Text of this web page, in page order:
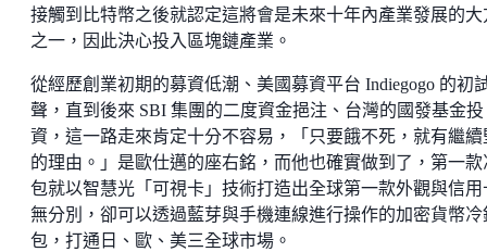
接觸到比特幣之後就認定這將會是未來十年內產業發展的大
之一，因此決心投入區塊鏈產業。
從經歷創業初期的募資低潮、美國募資平台 Indiegogo 的初
聲，直到後來 SBI 集團的二度資金挹注、台灣的國發基金投
資，這一路走來肯定十分不容易，「只要餓不死，就有繼續
的理由。」是歐仕邁的座右銘，而他也確實做到了，第一款
包就以智慧光「可視卡」技術打造出全球第一款外觀與信用
無分別，卻可以透過藍芽與手機連線進行操作的加密貨幣冷
包，打通日、歐、美三全球市場。